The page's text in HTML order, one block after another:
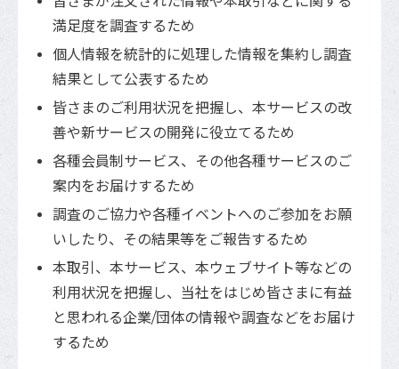
満足度を調査するため
個人情報を統計的に処理した情報を集約し調査
結果として公表するため
皆さまのご利用状況を把握し、本サービスの改
善や新サービスの開発に役立てるため
各種会員制サービス、その他各種サービスのご
案内をお届けするため
調査のご協力や各種イベントへのご参加をお願
いしたり、その結果等をご報告するため
本取引、本サービス、本ウェブサイト等などの
利用状況を把握し、当社をはじめ皆さまに有益
と思われる企業/団体の情報や調査などをお届け
するため